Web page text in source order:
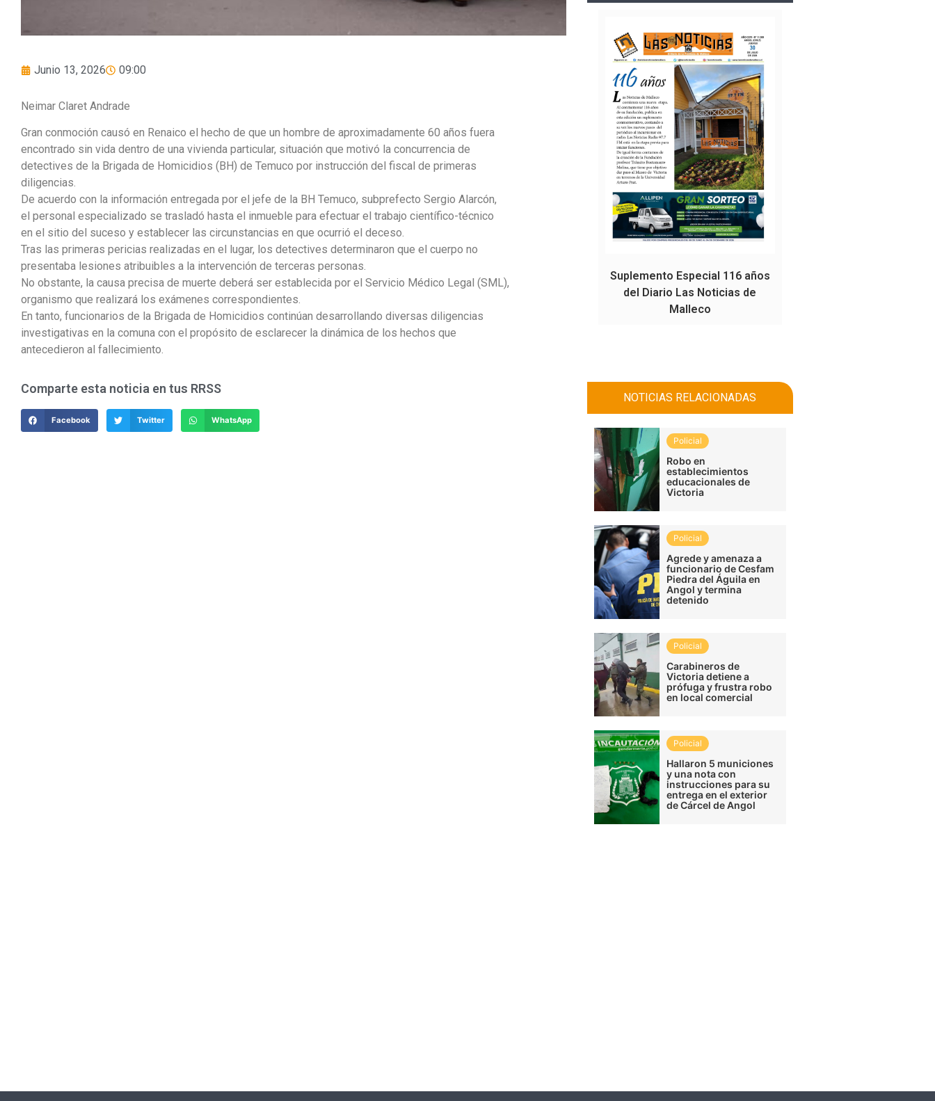
Junio 13, 2026 09:00
Neimar Claret Andrade
Gran conmoción causó en Renaico el hecho de que un hombre de aproximadamente 60 años fuera
encontrado sin vida dentro de una vivienda particular, situación que motivó la concurrencia de
detectives de la Brigada de Homicidios (BH) de Temuco por instrucción del fiscal de primeras
diligencias.
De acuerdo con la información entregada por el jefe de la BH Temuco, subprefecto Sergio Alarcón,
el personal especializado se trasladó hasta el inmueble para efectuar el trabajo científico-técnico
en el sitio del suceso y establecer las circunstancias en que ocurrió el deceso.
Tras las primeras pericias realizadas en el lugar, los detectives determinaron que el cuerpo no
presentaba lesiones atribuibles a la intervención de terceras personas.
No obstante, la causa precisa de muerte deberá ser establecida por el Servicio Médico Legal (SML),
organismo que realizará los exámenes correspondientes.
En tanto, funcionarios de la Brigada de Homicidios continúan desarrollando diversas diligencias
investigativas en la comuna con el propósito de esclarecer la dinámica de los hechos que
antecedieron al fallecimiento.
Comparte esta noticia en tus RRSS
Facebook Twitter WhatsApp
Suplemento Especial 116 años
del Diario Las Noticias de
Malleco
NOTICIAS RELACIONADAS
Policial
Robo en
establecimientos
educacionales de
Victoria
Policial
Agrede y amenaza a
funcionario de Cesfam
Piedra del Águila en
Angol y termina
detenido
Policial
Carabineros de
Victoria detiene a
prófuga y frustra robo
en local comercial
Policial
Hallaron 5 municiones
y una nota con
instrucciones para su
entrega en el exterior
de Cárcel de Angol